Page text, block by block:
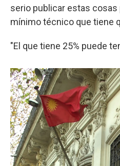
serio publicar estas
mínimo técnico que tiene
"El que tiene 25% puede